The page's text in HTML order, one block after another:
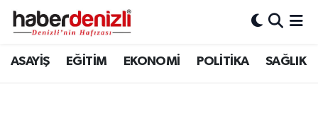
ASAYİŞ EĞİTİM EKONOMİ POLİTİKA SAĞLIK
Denizli Nöbetçi Eczaneler